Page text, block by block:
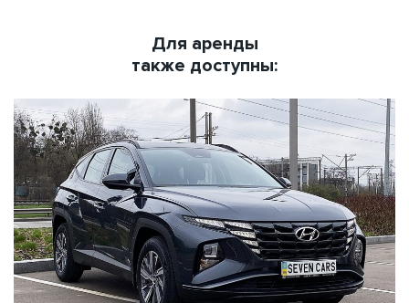
Для аренды
также доступны: